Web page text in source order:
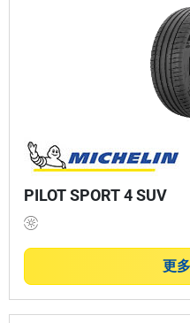
PILOT SPORT 4 SUV
更